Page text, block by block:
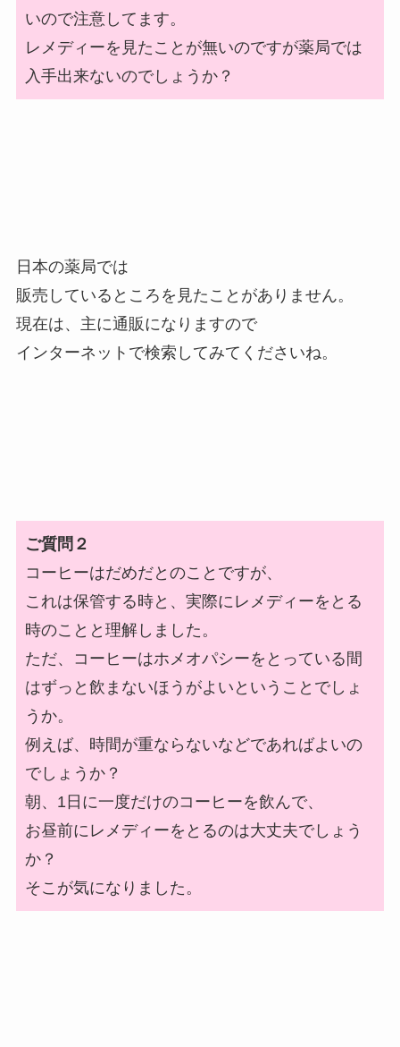
いので注意してます。
レメディーを見たことが無いのですが薬局では
入手出来ないのでしょうか？
日本の薬局では
販売しているところを見たことがありません。
現在は、主に通販になりますので
インターネットで検索してみてくださいね。
ご質問２
コーヒーはだめだとのことですが、
これは保管する時と、実際にレメディーをとる
時のことと理解しました。
ただ、コーヒーはホメオパシーをとっている間
はずっと飲まないほうがよいということでしょ
うか。
例えば、時間が重ならないなどであればよいの
でしょうか？
朝、1日に一度だけのコーヒーを飲んで、
お昼前にレメディーをとるのは大丈夫でしょう
か？
そこが気になりました。